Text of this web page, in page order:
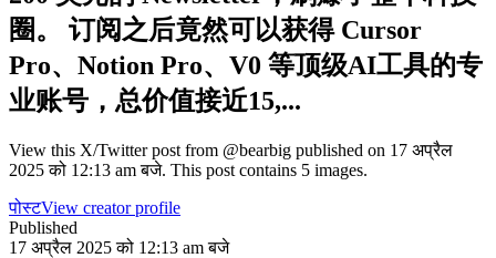
圈。 订阅之后竟然可以获得 Cursor
Pro、Notion Pro、V0 等顶级AI工具的专
业账号，总价值接近15,...
View this X/Twitter post from @bearbig published on 17 अप्रैल
2025 को 12:13 am बजे. This post contains 5 images.
पोस्टView creator profile
Published
17 अप्रैल 2025 को 12:13 am बजे